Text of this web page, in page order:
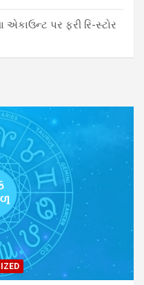
એકાઉન્ટ પર ફરી રિ-સ્ટોર